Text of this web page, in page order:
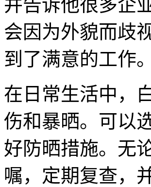
并告诉他很多企
会因为外貌而歧
到了满意的工作。
在日常生活中，
伤和暴晒。可以
好防晒措施。无
嘱，定期复查，